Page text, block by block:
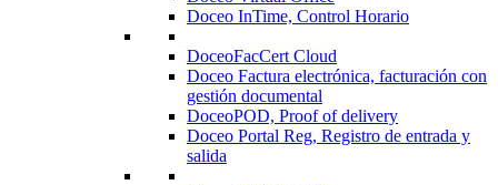
Doceo InTime, Control Horario
DoceoFacCert Cloud
Doceo Factura electrónica, facturación con
gestión documental
DoceoPOD, Proof of delivery
Doceo Portal Reg, Registro de entrada y
salida